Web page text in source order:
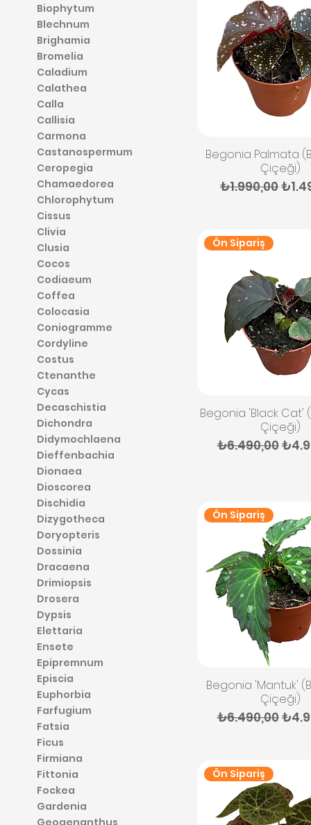
Biophytum
Blechnum
Brighamia
Bromelia
Caladium
Calathea
Calla
Callisia
Carmona
Castanospermum
Ceropegia
Chamaedorea
Chlorophytum
Cissus
Clivia
Clusia
Cocos
Codiaeum
Coffea
Colocasia
Coniogramme
Cordyline
Costus
Ctenanthe
Cycas
Decaschistia
Dichondra
Didymochlaena
Dieffenbachia
Dionaea
Dioscorea
Dischidia
Dizygotheca
Doryopteris
Dossinia
Dracaena
Drimiopsis
Drosera
Dypsis
Elettaria
Ensete
Epipremnum
Episcia
Euphorbia
Farfugium
Fatsia
Ficus
Firmiana
Fittonia
Fockea
Gardenia
Geogenanthus
Hızlı Bakış
Begonia Palmata
Çiçeği)
Normal Fiyat
₺1.990,00
Hızlı Bakış
Ön Sipariş
Begonia 'Black Cat'
Çiçeği)
Normal Fiyat
₺6.490,00
Hızlı Bakış
Ön Sipariş
Begonia 'Mantuk'
Çiçeği)
Normal Fiyat
₺6.490,00
Ön Sipariş